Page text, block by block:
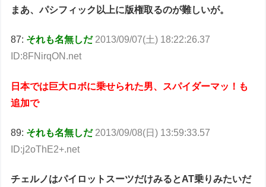
まあ、パシフィック以上に版権取るのが難しいが。
87: それも名無しだ 2013/09/07(土) 18:22:26.37
ID:8FNirqON.net
日本では巨大ロボに乗せられた男、スパイダーマッ！も
追加で
89: それも名無しだ 2013/09/08(日) 13:59:33.57
ID:j2oThE2+.net
チェルノはパイロットスーツだけみるとAT乗りみたいだ